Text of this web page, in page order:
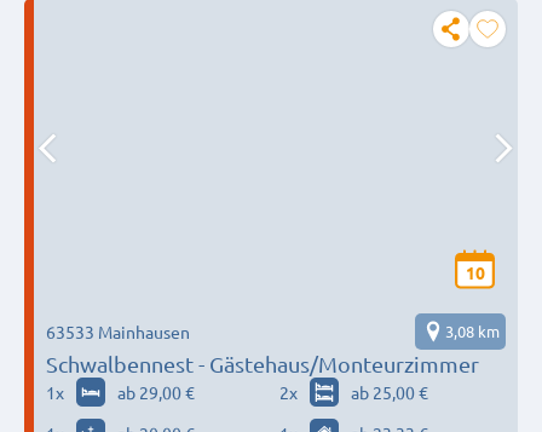
10
Schwalbennest - Gästehaus/Monteurzimmer
63533 Mainhausen 3,08 km
1x ab 29,00 € 2x
ab 25,00 €